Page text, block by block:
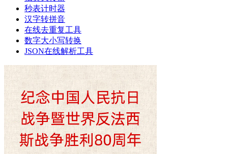
秒表计时器
汉字转拼音
在线去重复工具
数字大小写转换
JSON在线解析工具